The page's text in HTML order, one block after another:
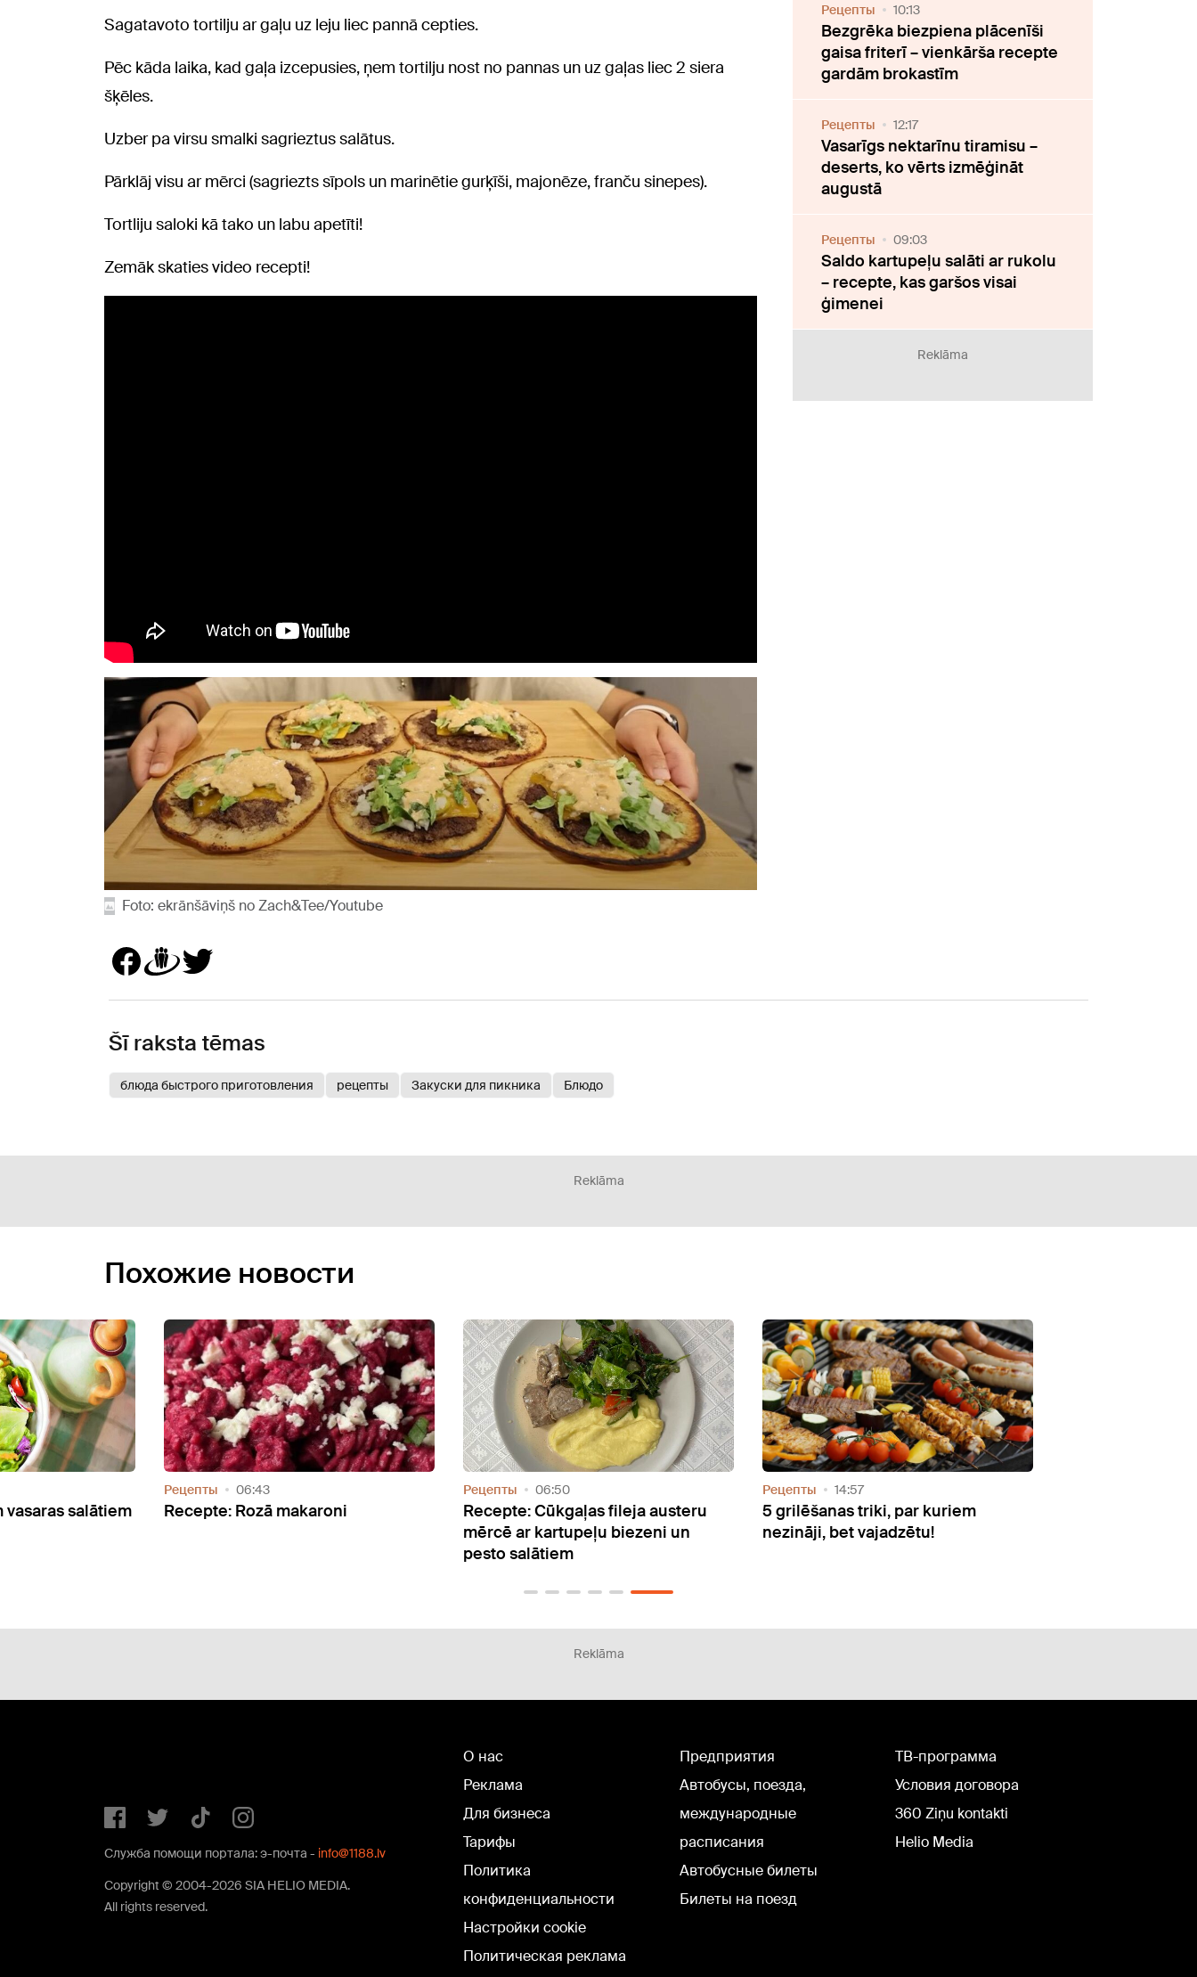
Sagatavoto tortilju ar gaļu uz leju liec pannā cepties.
Pēc kāda laika, kad gaļa izcepusies, ņem tortilju nost no pannas un uz gaļas liec 2 siera
šķēles.
Uzber pa virsu smalki sagrieztus salātus.
Pārklāj visu ar mērci (sagriezts sīpols un marinētie gurķīši, majonēze, franču sinepes).
Tortliju saloki kā tako un labu apetīti!
Zemāk skaties video recepti!
Foto: ekrānšāviņš no Zach&Tee/Youtube
Рецепты 10:13
Bezgrēka biezpiena plācenīši
gaisa friterī – vienkārša recepte
gardām brokastīm
Рецепты 12:17
Vasarīgs nektarīnu tiramisu –
deserts, ko vērts izmēģināt
augustā
Рецепты 09:03
Saldo kartupeļu salāti ar rukolu
– recepte, kas garšos visai
ģimenei
Reklāma
Šī raksta tēmas
блюда быстрого приготовления рецепты Закуски для пикника Блюдо
Reklāma
Похожие новости
5 grilēšanas triki, par kuriem
Видео
Recepte: Klasiskā siera kūka
Recepte: Sāļie olas brokastu
kēksiņi
Видео
Receptes gardiem vasaras salātiem
Reklāma
Служба помощи портала: э-почта - info@1188.lv
Copyright © 2004-2026 SIA HELIO MEDIA.
All rights reserved.
О нас
Реклама
Для бизнеса
Тарифы
Политика
конфиденциальности
Настройки cookie
Политическая реклама
Предприятия
Автобусы, поезда,
международные
расписания
Автобусные билеты
Билеты на поезд
TВ-программа
Условия договора
360 Ziņu kontakti
Helio Media